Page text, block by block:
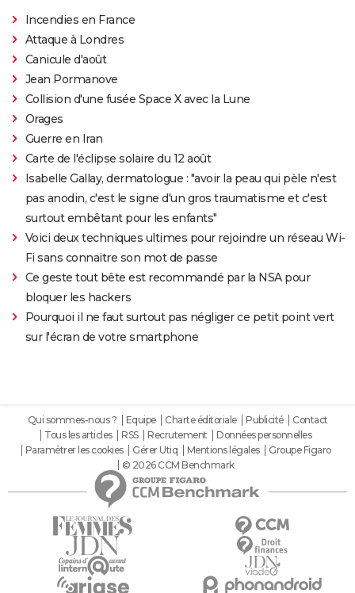
Incendies en France
Attaque à Londres
Canicule d'août
Jean Pormanove
Collision d'une fusée Space X avec la Lune
Orages
Guerre en Iran
Carte de l'éclipse solaire du 12 août
Isabelle Gallay, dermatologue : "avoir la peau qui pèle n'est
pas anodin, c'est le signe d'un gros traumatisme et c'est
surtout embêtant pour les enfants"
Voici deux techniques ultimes pour rejoindre un réseau Wi-
Fi sans connaitre son mot de passe
Ce geste tout bête est recommandé par la NSA pour
bloquer les hackers
Pourquoi il ne faut surtout pas négliger ce petit point vert
sur l'écran de votre smartphone
Qui sommes-nous ? Equipe Charte éditoriale Publicité
Contact
Tous les articles
RSS Recrutement
Données personnelles
Paramétrer les cookies
Gérer Utiq Mentions légales
Groupe Figaro
© 2026 CCM Benchmark